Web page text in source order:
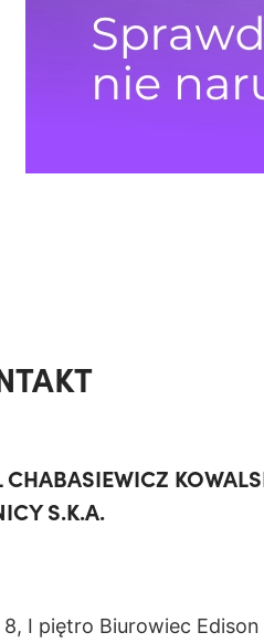
CHABASIEWICZ
S.K.A.
8, I piętro Biurowiec Edison